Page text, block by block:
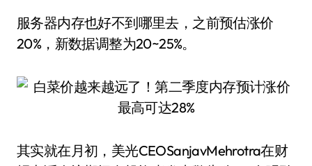
服务器内存也好不到哪里去，之前预估涨价
20%，新数据调整为20~25%。
其实就在月初，美光CEOSanjavMehrotra在财